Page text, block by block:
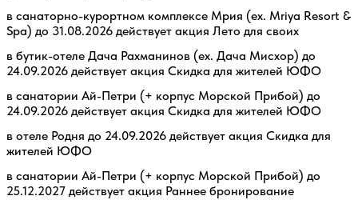
в санаторно-курортном комплексе Мрия (ex. Mriya Resort &
Spa) до 31.08.2026 действует акция Лето для своих
в бутик-отеле Дача Рахманинов (ex. Дача Мисхор) до
24.09.2026 действует акция Скидка для жителей ЮФО
в санатории Ай-Петри (+ корпус Морской Прибой) до
24.09.2026 действует акция Скидка для жителей ЮФО
в отеле Родня до 24.09.2026 действует акция Скидка для
жителей ЮФО
в санатории Ай-Петри (+ корпус Морской Прибой) до
25.12.2027 действует акция Раннее бронирование